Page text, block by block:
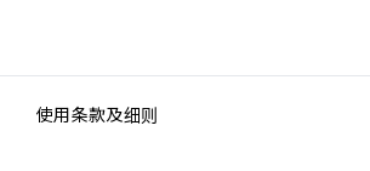
使用条款及细则